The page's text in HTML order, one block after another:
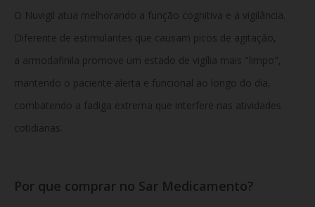
O Nuvigil atua melhorando a função cognitiva e a vigilância.
Diferente de estimulantes que causam picos de agitação,
a armodafinila promove um estado de vigília mais "limpo",
mantendo o paciente alerta e funcional ao longo do dia,
combatendo a fadiga extrema que interfere nas atividades
cotidianas.
Por que comprar no Sar Medicamento?